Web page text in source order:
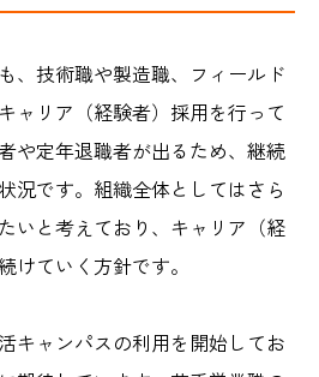
、技術職や製造職、フィールド
ャリア（経験者）採用を行って
や定年退職者が出るため、継続
況です。組織全体としてはさら
いと考えており、キャリア（経
けていく方針です。
キャンパスの利用を開始してお